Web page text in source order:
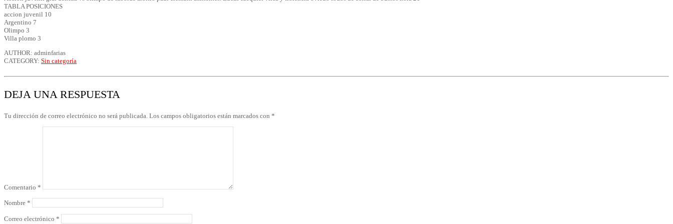
TABLA POSICIONES
accion juvenil 10
Argentino 7
Olimpo 3
Villa plomo 3
AUTHOR: adminfarias
CATEGORY: Sin categoría
DEJA UNA RESPUESTA
Tu dirección de correo electrónico no será publicada. Los campos obligatorios están marcados con *
Comentario *
Nombre *
Correo electrónico *